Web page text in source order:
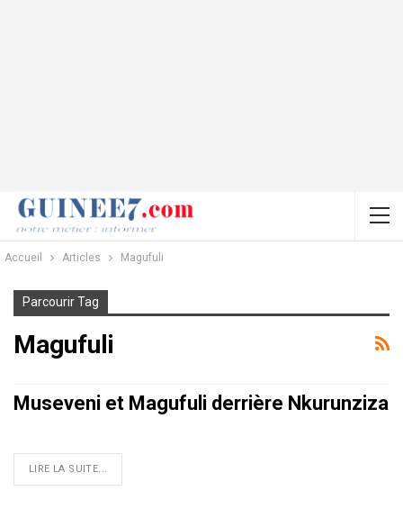
Accueil Articles Magufuli
Parcourir Tag
Magufuli
Museveni et Magufuli derrière Nkurunziza
LIRE LA SUITE...